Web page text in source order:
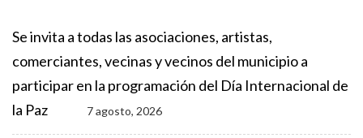
Se invita a todas las asociaciones, artistas,
comerciantes, vecinas y vecinos del municipio a
participar en la programación del Día Internacional de
la Paz
7 agosto, 2026